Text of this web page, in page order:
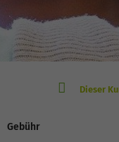
Gebühr